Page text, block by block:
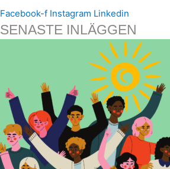
Facebook-f Instagram Linkedin
SENASTE INLÄGGEN